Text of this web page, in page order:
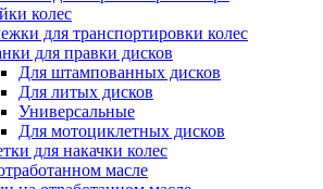
колес
для транспортировки колес
для правки дисков
Для штампованных дисков
Для литых дисков
Универсальные
Для мотоциклетных дисков
для накачки колес
масле